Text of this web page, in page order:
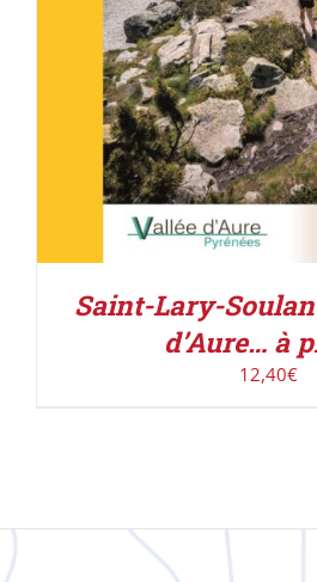
Saint-Lary-
d’Aure… à
12,40€